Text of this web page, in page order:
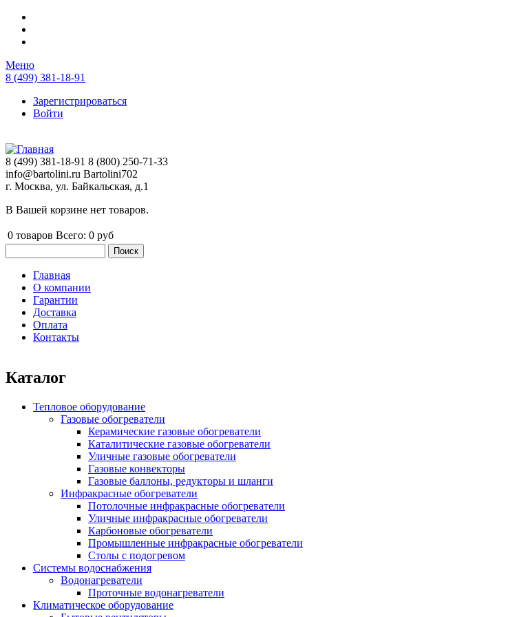
Перейти к основному содержанию
Меню
8 (499) 381-18-91
Зарегистрироваться
Войти
8 (499) 381-18-91 8 (800) 250-71-33
info@bartolini.ru Bartolini702
г. Москва, ул. Байкальская, д.1
В Вашей корзине нет товаров.
0 товаров Всего: 0 руб
Главное меню
Главная
О компании
Гарантии
Доставка
Оплата
Контакты
Каталог
Тепловое оборудование
Газовые обогреватели
Керамические газовые обогреватели
Каталитические газовые обогреватели
Уличные газовые обогреватели
Газовые конвекторы
Газовые баллоны, редукторы и шланги
Инфракрасные обогреватели
Потолочные инфракрасные обогреватели
Уличные инфракрасные обогреватели
Карбоновые обогреватели
Промышленные инфракрасные обогреватели
Столы с подогревом
Системы водоснабжения
Водонагреватели
Проточные водонагреватели
Климатическое оборудование